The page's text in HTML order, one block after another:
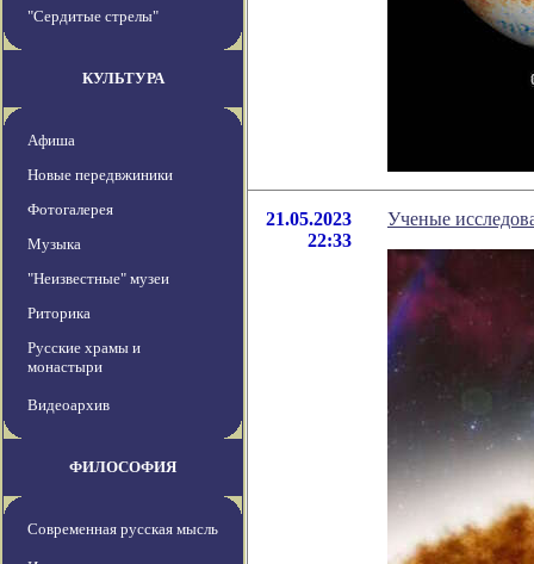
"Сердитые стрелы"
КУЛЬТУРА
Афиша
Новые передвжиники
Фотогалерея
Музыка
"Неизвестные" музеи
Риторика
Русские храмы и
монастыри
Видеоархив
ФИЛОСОФИЯ
Современная русская мысль
21.05.2023
22:33
Ученые